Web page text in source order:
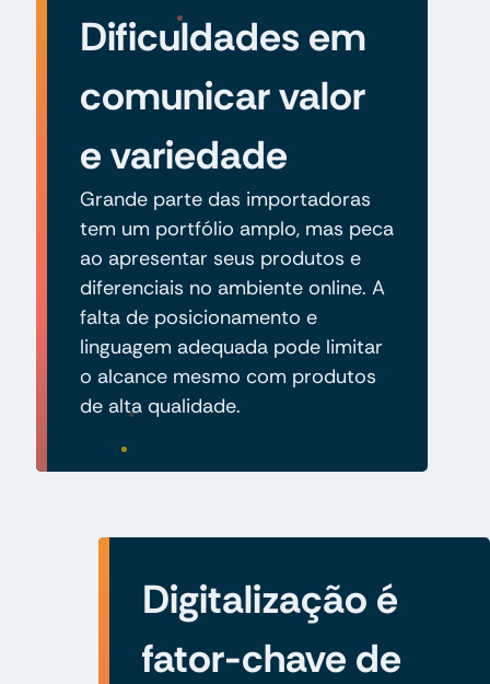
Dificuldades em
comunicar valor
e variedade
Grande parte das importadoras
tem um portfólio amplo, mas peca
ao apresentar seus produtos e
diferenciais no ambiente online. A
falta de posicionamento e
linguagem adequada pode limitar
o alcance mesmo com produtos
de alta qualidade.
Digitalização é
fator-chave de